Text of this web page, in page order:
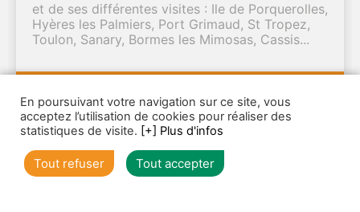
et de ses différentes visites : Ile de Porquerolles,
Hyères les Palmiers, Port Grimaud, St Tropez,
Toulon, Sanary, Bormes les Mimosas, Cassis...
840€ TTC
/pers. d'infos
En poursuivant votre navigation sur ce site, vous
acceptez l’utilisation de cookies pour réaliser des
statistiques de visite. [+] Plus d'infos
Tout refuser Tout accepter